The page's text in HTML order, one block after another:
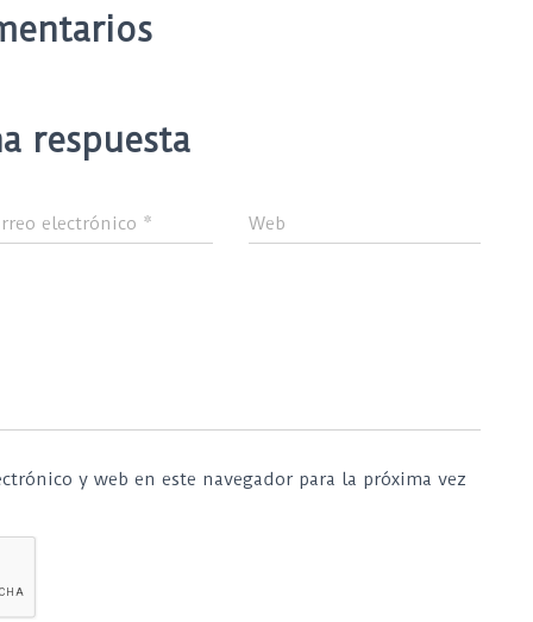
respuesta
electrónico * Web
y web en este navegador para la próxima vez